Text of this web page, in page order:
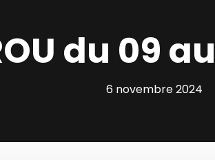
du 09
6 novembre 2024